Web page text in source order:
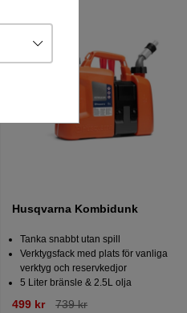
Husqvarna Kombidunk
Tanka snabbt utan spill
Verktygsfack med plats för vanliga
verktyg och reservkedjor
5 Liter bränsle & 2.5L olja
499 kr 739 kr